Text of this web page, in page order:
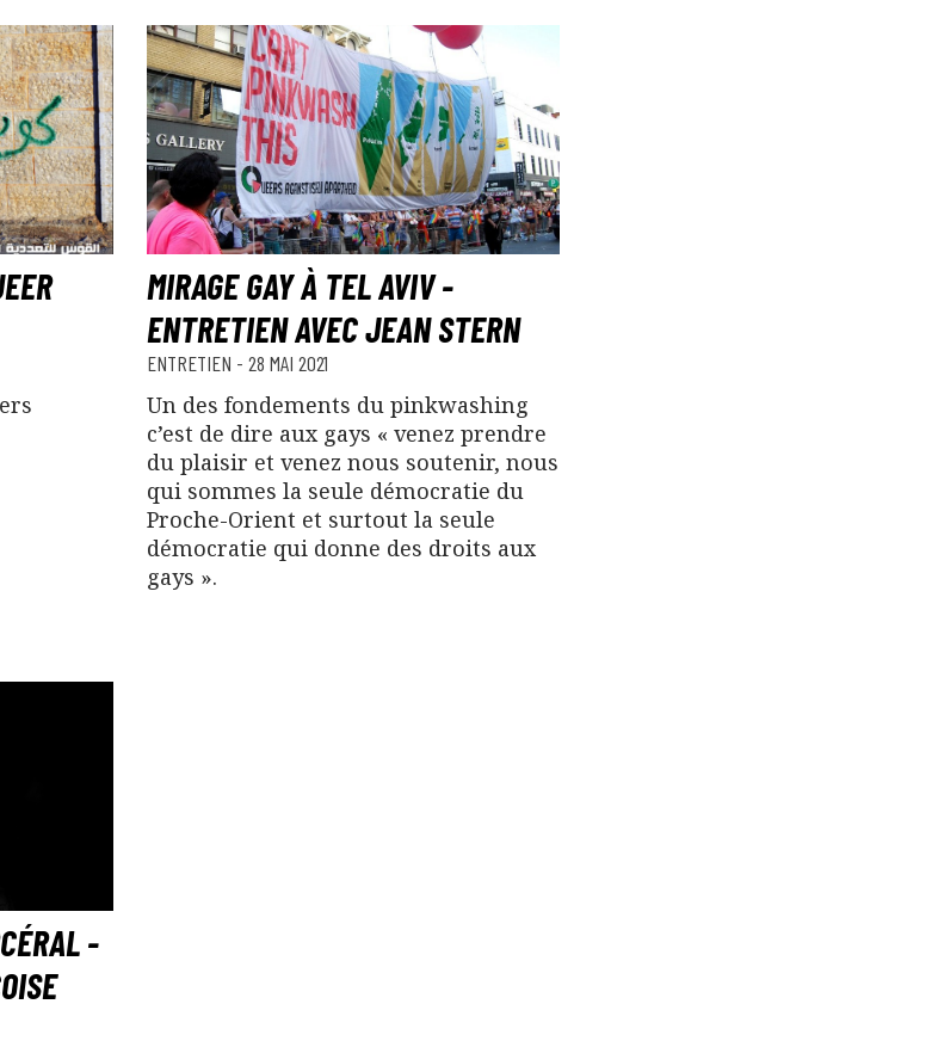
MIRAGE GAY À TEL AVIV -
ENTRETIEN AVEC JEAN STERN
ENTRETIEN -28 MAI 2021
Un des fondements du pinkwashing
c’est de dire aux gays « venez prendre
du plaisir et venez nous soutenir, nous
qui sommes la seule démocratie du
Proche-Orient et surtout la seule
démocratie qui donne des droits aux
gays ».
-